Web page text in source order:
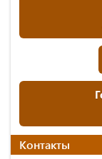
Контакты